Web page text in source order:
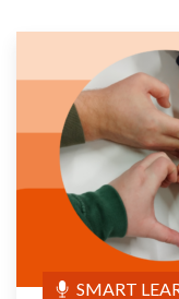
SMART